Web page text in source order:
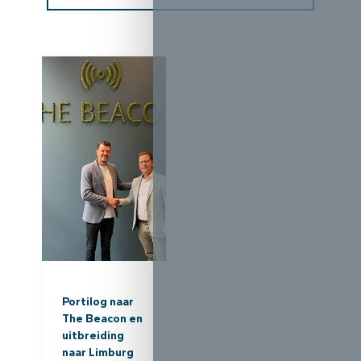
Portilog naar
The Beacon en
uitbreiding
naar Limburg
Portilog breidt
uit naar
Limburg en de
Kempen
Logistieke
opleidingen in
Limburg (Genk
en Hasselt)